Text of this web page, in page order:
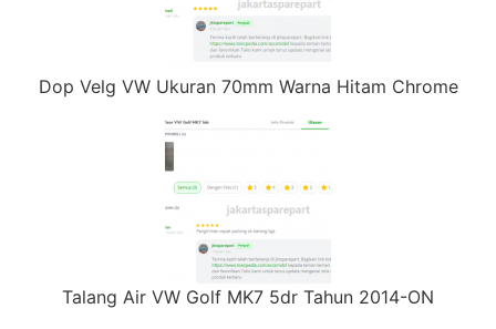
Dop Velg VW Ukuran 70mm Warna Hitam Chrome
Talang Air VW Golf MK7 5dr Tahun 2014-ON